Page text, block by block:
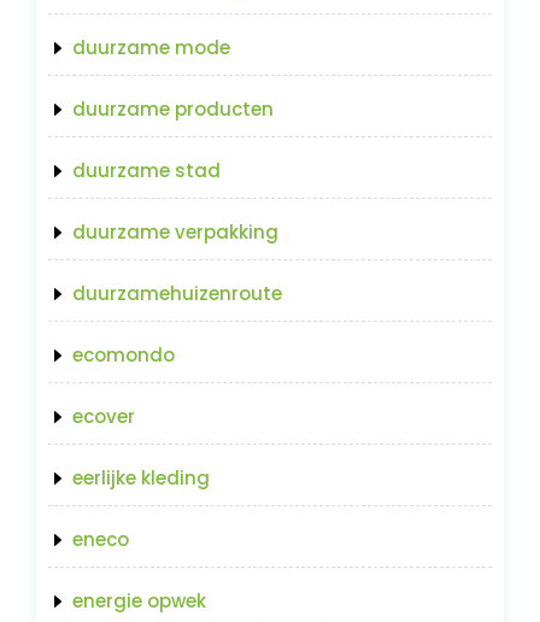
duurzame mode
duurzame producten
duurzame stad
duurzame verpakking
duurzamehuizenroute
ecomondo
ecover
eerlijke kleding
eneco
energie opwek